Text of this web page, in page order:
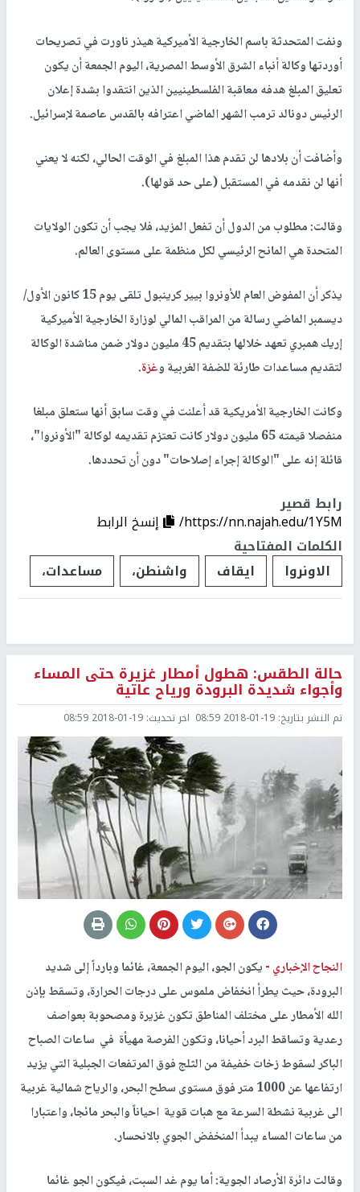
ونفت المتحدثة باسم الخارجية الأميركية هيذر ناورت في تصريحات
أوردتها وكالة أنباء الشرق الأوسط المصرية، اليوم الجمعة أن يكون
تعليق المبلغ هدفه معاقبة الفلسطينيين الذين انتقدوا بشدة إعلان
الرئيس دونالد ترمب الشهر الماضي اعترافه بالقدس عاصمة لإسرائيل.
وأضافت أن بلادها لن تقدم هذا المبلغ في الوقت الحالي، لكنه لا يعني
أنها لن نقدمه في المستقبل (على حد قولها).
وقالت: مطلوب من الدول أن تفعل المزيد، فلا يجب أن تكون الولايات
المتحدة هي المانح الرئيسي لكل منظمة على مستوى العالم.
يذكر أن المفوض العام للأونروا بيير كرينبول تلقى يوم 15 كانون الأول/
ديسمبر الماضي رسالة من المراقب المالي لوزارة الخارجية الأميركية
إريك همبري تعهد خلالها بتقديم 45 مليون دولار ضمن مناشدة الوكالة
لتقديم مساعدات طارئة للضفة الغربية وغزة.
وكانت الخارجية الأمريكية قد أعلنت في وقت سابق أنها ستعلق مبلغا
منفصلا قيمته 65 مليون دولار كانت تعتزم تقديمه لوكالة "الأونروا"،
قائلة إنه على "الوكالة إجراء إصلاحات" دون أن تحددها.
رابط قصير
https://nn.najah.edu/1Y5M/
إنسخ الرابط
الكلمات المفتاحية
الاونروا
ايقاف واشنطن، مساعدات،
حالة الطقس: هطول أمطار غزيرة حتى المساء
وأجواء شديدة البرودة ورياح عاتية
تم النشر بتاريخ: 2018-01-19 08:59 اخر تحديث: 2018-01-19 08:59
النجاح الإخباري -يكون الجو، اليوم الجمعة، غائما وبارداً إلى شديد
البرودة، حيث يطرأ انخفاض ملموس على درجات الحرارة، وتسقط بإذن
الله الأمطار على مختلف المناطق تكون غزيرة ومصحوبة بعواصف
رعدية وتساقط البرد أحيانا، وتكون الفرصة مهيأة في ساعات الصباح
الباكر لسقوط زخات خفيفة من الثلج فوق المرتفعات الجبلية التي يزيد
ارتفاعها عن 1000 متر فوق مستوى سطح البحر، والرياح شمالية غربية
الى غربية نشطة السرعة مع هبات قوية احياناً والبحر مائجا، واعتبارا
من ساعات المساء يبدأ المنخفض الجوي بالانحسار.
وقالت دائرة الأرصاد الجوية: أما يوم غد السبت، فيكون الجو غائما